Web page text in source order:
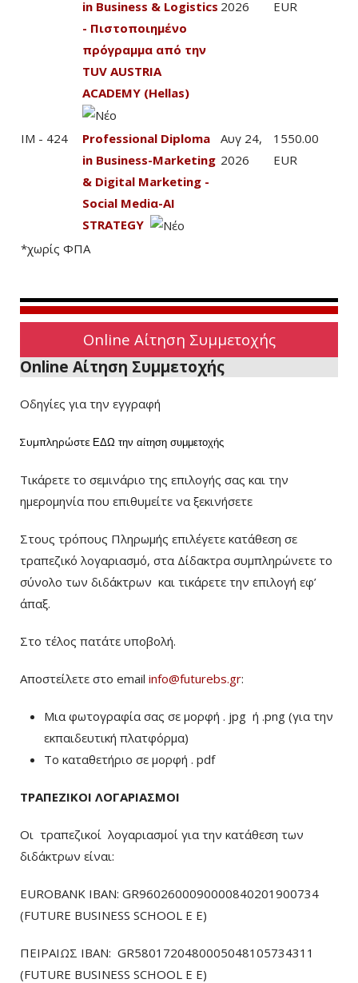
in Business & Logistics
- Πιστοποιημένο
πρόγραμμα από την
TUV AUSTRIA
ACADEMY (Hellas)
2026 EUR
IM - 424
Professional Diploma
in Business-Marketing
& Digital Marketing -
Social Mediα-AI
STRATEGY
Αυγ 24,
2026
1550.00
EUR
*χωρίς ΦΠΑ
Online Αίτηση Συμμετοχής
Online Αίτηση Συμμετοχής
Οδηγίες για την εγγραφή
Συμπληρώστε ΕΔΩ την αίτηση συμμετοχής
Τικάρετε το σεμινάριο της επιλογής σας και την
ημερομηνία που επιθυμείτε να ξεκινήσετε
Στους τρόπους Πληρωμής επιλέγετε κατάθεση σε
τραπεζικό λογαριασμό, στα Δίδακτρα συμπληρώνετε το
σύνολο των διδάκτρων και τικάρετε την επιλογή εφ’
άπαξ.
Στο τέλος πατάτε υποβολή.
Αποστείλετε στο email info@futurebs.gr:
Μια φωτογραφία σας σε μορφή . jpg ή .png (για την
εκπαιδευτική πλατφόρμα)
To καταθετήριο σε μορφή . pdf
ΤΡΑΠΕΖΙΚΟΙ ΛΟΓΑΡΙΑΣΜΟΙ
Οι τραπεζικοί λογαριασμοί για την κατάθεση των
διδάκτρων είναι:
EUROBANK IBAN: GR9602600090000840201900734
(FUTURE BUSINESS SCHOOL E E)
ΠΕΙΡΑΙΩΣ ΙΒΑΝ: GR5801720480005048105734311
(FUTURE BUSINESS SCHOOL E E)